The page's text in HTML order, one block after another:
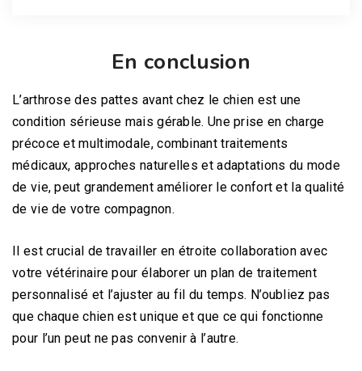
En conclusion
L’arthrose des pattes avant chez le chien est une
condition sérieuse mais gérable. Une prise en charge
précoce et multimodale, combinant traitements
médicaux, approches naturelles et adaptations du mode
de vie, peut grandement améliorer le confort et la qualité
de vie de votre compagnon.
Il est crucial de travailler en étroite collaboration avec
votre vétérinaire pour élaborer un plan de traitement
personnalisé et l’ajuster au fil du temps. N’oubliez pas
que chaque chien est unique et que ce qui fonctionne
pour l’un peut ne pas convenir à l’autre.